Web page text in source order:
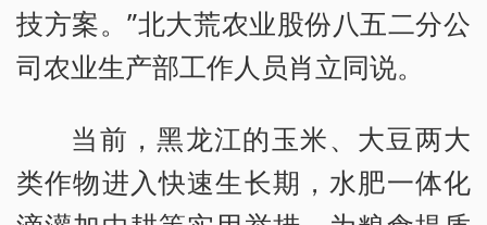
技方案。”北大荒农业股份八五二分公
司农业生产部工作人员肖立同说。
当前，黑龙江的玉米、大豆两大
类作物进入快速生长期，水肥一体化